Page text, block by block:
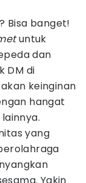
Bisa banget!
untuk
dan
DM di
keinginan
hangat
yang